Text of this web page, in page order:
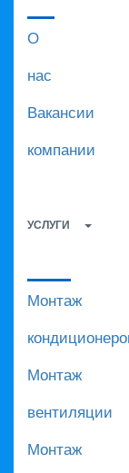
О
нас
Вакансии
компании
УСЛУГИ
Монтаж
Монтаж
вентиляции
Монтаж